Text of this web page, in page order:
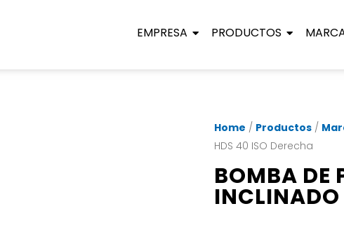
EMPRESA PRODUCTOS
Home / Productos /
HDS 40 ISO Derecha
BOMBA DE
INCLINADO